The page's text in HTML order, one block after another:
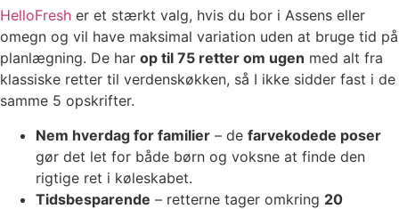
HelloFresh er et stærkt valg, hvis du bor i Assens eller
omegn og vil have maksimal variation uden at bruge tid på
planlægning. De har op til 75 retter om ugen med alt fra
klassiske retter til verdenskøkken, så I ikke sidder fast i de
samme 5 opskrifter.
Nem hverdag for familier – de farvekodede poser
gør det let for både børn og voksne at finde den
rigtige ret i køleskabet.
Tidsbesparende – retterne tager omkring 20